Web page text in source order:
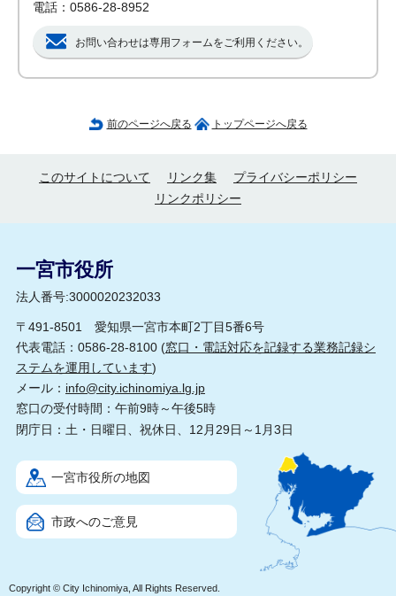
電話：0586-28-8952
お問い合わせは専用フォームをご利用ください。
前のページへ戻る トップページへ戻る
このサイトについて リンク集
プライバシーポリシー
リンクポリシー
一宮市役所
法人番号:3000020232033
〒491-8501 愛知県一宮市本町2丁目5番6号
代表電話：0586-28-8100 (窓口・電話対応を記録する業務記録シ
ステムを運用しています)
メール： info@city.ichinomiya.lg.jp
窓口の受付時間：午前9時～午後5時
閉庁日：土・日曜日、祝休日、12月29日～1月3日
一宮市役所の地図
市政へのご意見
Copyright © City Ichinomiya, All Rights Reserved.